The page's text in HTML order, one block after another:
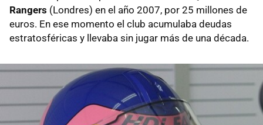
Rangers (Londres) en el año 2007, por 25 millones de
euros. En ese momento el club acumulaba deudas
estratosféricas y llevaba sin jugar más de una década.